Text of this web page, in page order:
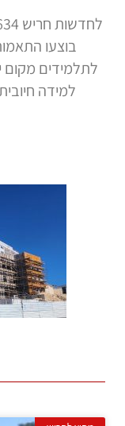
בוצעו
לתלמידים מקום
למידה